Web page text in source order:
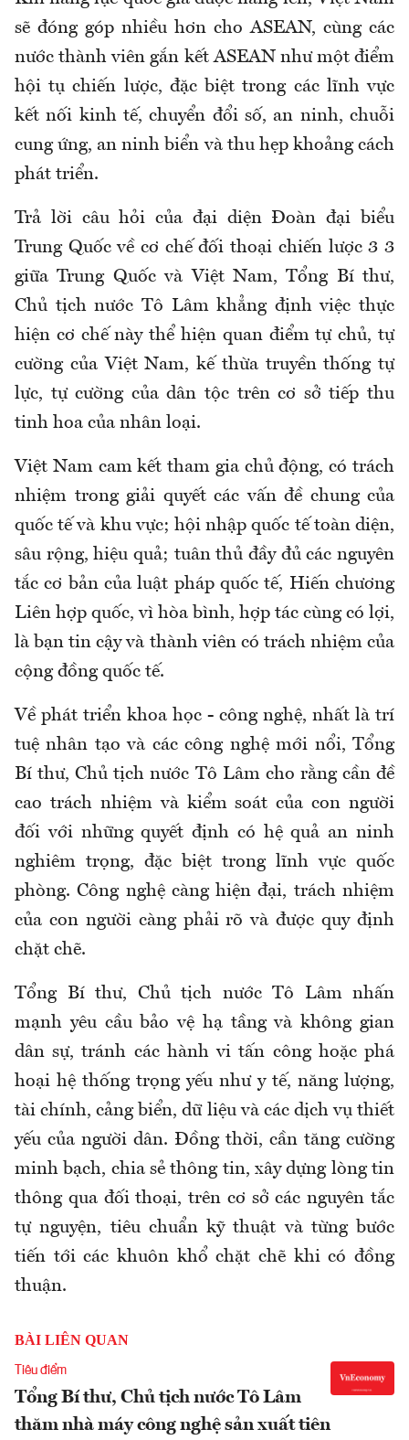
sẽ đóng góp nhiều hơn cho ASEAN, cùng các
nước thành viên gắn kết ASEAN như một điểm
hội tụ chiến lược, đặc biệt trong các lĩnh vực
kết nối kinh tế, chuyển đổi số, an ninh, chuỗi
cung ứng, an ninh biển và thu hẹp khoảng cách
phát triển.
Trả lời câu hỏi của đại diện Đoàn đại biểu
Trung Quốc về cơ chế đối thoại chiến lược 3 3
giữa Trung Quốc và Việt Nam, Tổng Bí thư,
Chủ tịch nước Tô Lâm khẳng định việc thực
hiện cơ chế này thể hiện quan điểm tự chủ, tự
cường của Việt Nam, kế thừa truyền thống tự
lực, tự cường của dân tộc trên cơ sở tiếp thu
tinh hoa của nhân loại.
Việt Nam cam kết tham gia chủ động, có trách
nhiệm trong giải quyết các vấn đề chung của
quốc tế và khu vực; hội nhập quốc tế toàn diện,
sâu rộng, hiệu quả; tuân thủ đầy đủ các nguyên
tắc cơ bản của luật pháp quốc tế, Hiến chương
Liên hợp quốc, vì hòa bình, hợp tác cùng có lợi,
là bạn tin cậy và thành viên có trách nhiệm của
cộng đồng quốc tế.
Về phát triển khoa học - công nghệ, nhất là trí
tuệ nhân tạo và các công nghệ mới nổi, Tổng
Bí thư, Chủ tịch nước Tô Lâm cho rằng cần đề
cao trách nhiệm và kiểm soát của con người
đối với những quyết định có hệ quả an ninh
nghiêm trọng, đặc biệt trong lĩnh vực quốc
phòng. Công nghệ càng hiện đại, trách nhiệm
của con người càng phải rõ và được quy định
chặt chẽ.
Tổng Bí thư, Chủ tịch nước Tô Lâm nhấn
mạnh yêu cầu bảo vệ hạ tầng và không gian
dân sự, tránh các hành vi tấn công hoặc phá
hoại hệ thống trọng yếu như y tế, năng lượng,
tài chính, cảng biển, dữ liệu và các dịch vụ thiết
yếu của người dân. Đồng thời, cần tăng cường
minh bạch, chia sẻ thông tin, xây dựng lòng tin
thông qua đối thoại, trên cơ sở các nguyên tắc
tự nguyện, tiêu chuẩn kỹ thuật và từng bước
tiến tới các khuôn khổ chặt chẽ khi có đồng
thuận.
BÀI LIÊN QUAN
Tiêu điểm
Tổng Bí thư, Chủ tịch nước Tô Lâm
thăm nhà máy công nghệ sản xuất tiên